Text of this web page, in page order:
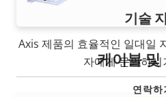
케이블 및
기술
Axis 제품의 효율적인 일대일
자에게 문의하
연락하